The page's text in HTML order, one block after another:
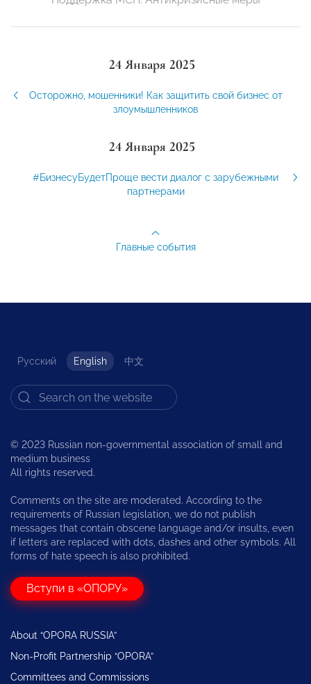
24 Января 2025
Осторожно, мошенники! Как защитить свой бизнес от
злоумышленников
24 Января 2025
#БизнесуБудетПроще вести диалог с зарубежными
партнерами
Главные события
Русский English 中文
© 2023 Russian non-governmental association of small and
medium business
All rights reserved.
Comments on the site are moderated. According to the
requirements of Russian legislation, we do not publish
messages that contain obscene language and/or insults, even
if letters are replaced with dots, dashes and other symbols. All
forms of hate speech is also prohibited.
Вступи в «ОПОРУ»
About “OPORA RUSSIA”
Non-Profit Partnership “OPORA”
Committees and Commissions